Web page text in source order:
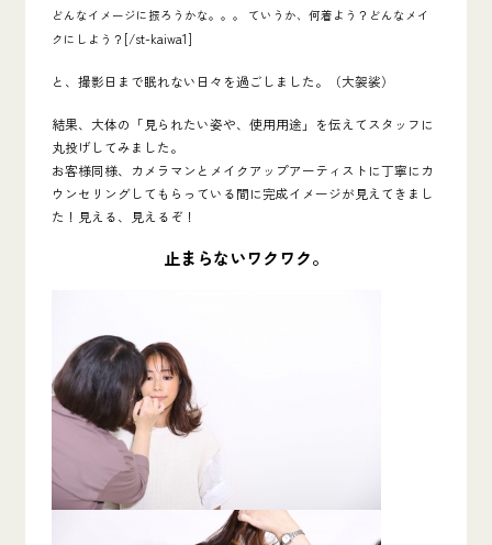
どんなイメージに振ろうかな。。。 ていうか、何着よう？どんなメイ
クにしよう？ [/st-kaiwa1]
と、撮影日まで眠れない日々を過ごしました。（大袈裟）
結果、大体の「見られたい姿や、使用用途」を伝えてスタッフに
丸投げしてみました。
お客様同様、カメラマンとメイクアップアーティストに丁寧にカ
ウンセリングしてもらっている間に完成イメージが見えてきまし
た！見える、見えるぞ！
止まらないワクワク。